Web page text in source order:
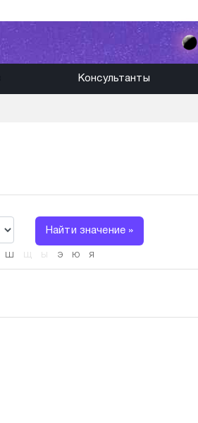
Консультанты
Найти значение »
Ш Щ Ы Э Ю Я